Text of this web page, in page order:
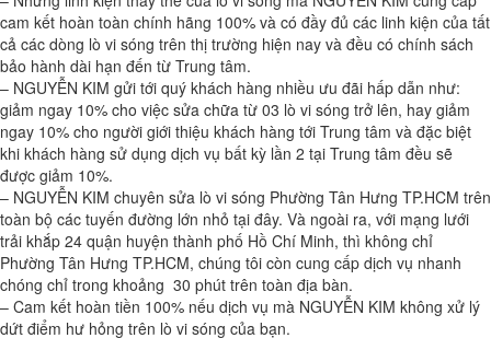
cam kết hoàn toàn chính hãng 100% và có đầy đủ các linh kiện của tất
cả các dòng lò vi sóng trên thị trường hiện nay và đều có chính sách
bảo hành dài hạn đến từ Trung tâm.
– NGUYỄN KIM gửi tới quý khách hàng nhiều ưu đãi hấp dẫn như:
giảm ngay 10% cho việc sửa chữa từ 03 lò vi sóng trở lên, hay giảm
ngay 10% cho người giới thiệu khách hàng tới Trung tâm và đặc biệt
khi khách hàng sử dụng dịch vụ bất kỳ lần 2 tại Trung tâm đều sẽ
được giảm 10%.
– NGUYỄN KIM chuyên sửa lò vi sóng Phường Tân Hưng TP.HCM trên
toàn bộ các tuyến đường lớn nhỏ tại đây. Và ngoài ra, với mạng lưới
trải khắp 24 quận huyện thành phố Hồ Chí Minh, thì không chỉ
Phường Tân Hưng TP.HCM, chúng tôi còn cung cấp dịch vụ nhanh
chóng chỉ trong khoảng 30 phút trên toàn địa bàn.
– Cam kết hoàn tiền 100% nếu dịch vụ mà NGUYỄN KIM không xử lý
dứt điểm hư hỏng trên lò vi sóng của bạn.